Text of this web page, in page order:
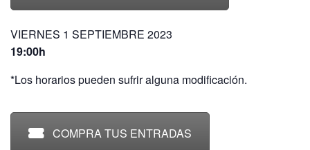
VIERNES 1 SEPTIEMBRE 2023
19:00h
*Los horarios pueden sufrir alguna modificación.
COMPRA TUS ENTRADAS